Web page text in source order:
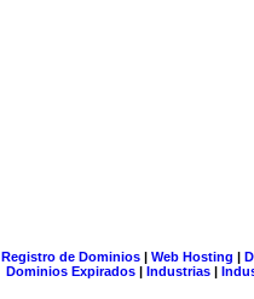
Registro de Dominios| Web Hosting |
Dominios Expirados | Industrias |